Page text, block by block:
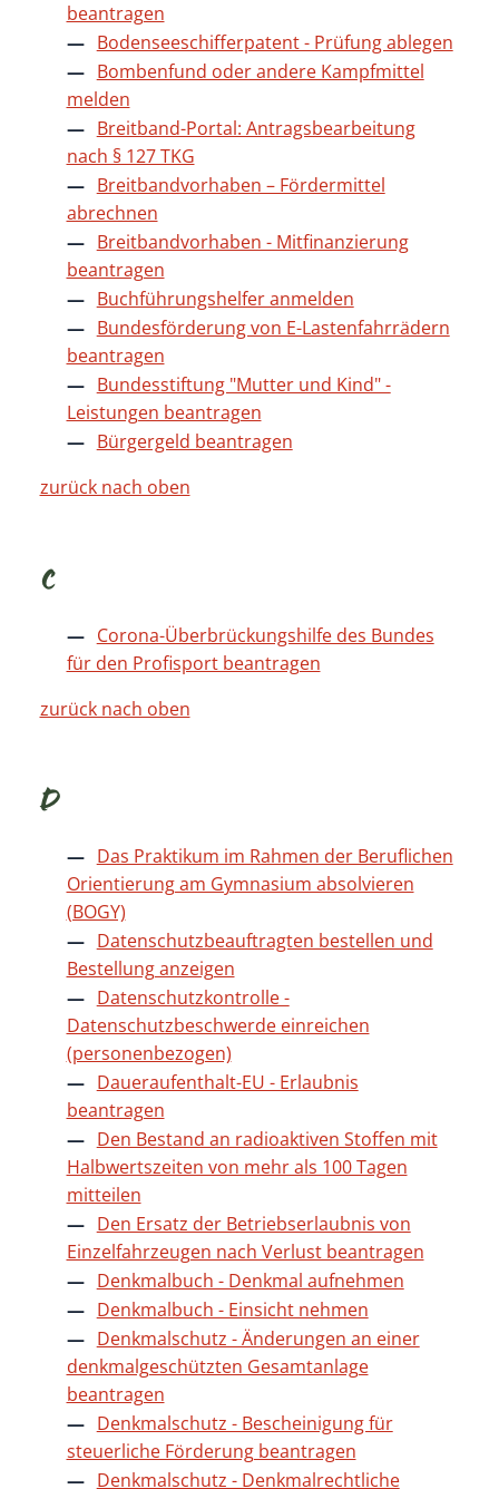
beantragen
Bodenseeschifferpatent - Prüfung ablegen
Bombenfund oder andere Kampfmittel
melden
Breitband-Portal: Antragsbearbeitung
nach § 127 TKG
Breitbandvorhaben – Fördermittel
abrechnen
Breitbandvorhaben - Mitfinanzierung
beantragen
Buchführungshelfer anmelden
Bundesförderung von E-Lastenfahrrädern
beantragen
Bundesstiftung "Mutter und Kind" -
Leistungen beantragen
Bürgergeld beantragen
zurück nach oben
C
Corona-Überbrückungshilfe des Bundes
für den Profisport beantragen
zurück nach oben
D
Das Praktikum im Rahmen der Beruflichen
Orientierung am Gymnasium absolvieren
(BOGY)
Datenschutzbeauftragten bestellen und
Bestellung anzeigen
Datenschutzkontrolle -
Datenschutzbeschwerde einreichen
(personenbezogen)
Daueraufenthalt-EU - Erlaubnis
beantragen
Den Bestand an radioaktiven Stoffen mit
Halbwertszeiten von mehr als 100 Tagen
mitteilen
Den Ersatz der Betriebserlaubnis von
Einzelfahrzeugen nach Verlust beantragen
Denkmalbuch - Denkmal aufnehmen
Denkmalbuch - Einsicht nehmen
Denkmalschutz - Änderungen an einer
denkmalgeschützten Gesamtanlage
beantragen
Denkmalschutz - Bescheinigung für
steuerliche Förderung beantragen
Denkmalschutz - Denkmalrechtliche